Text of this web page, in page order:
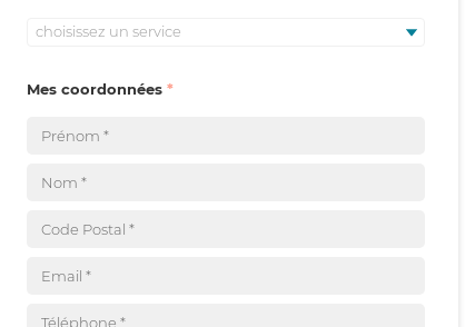
choisissez un service
Mes coordonnées